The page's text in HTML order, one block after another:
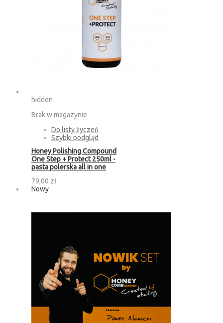
hidden
Brak w magazynie
Do listy życzeń
Szybki podgląd
Honey Polishing Compound
One Step + Protect 250ml -
pasta polerska all in one
79,00 zł
Nowy